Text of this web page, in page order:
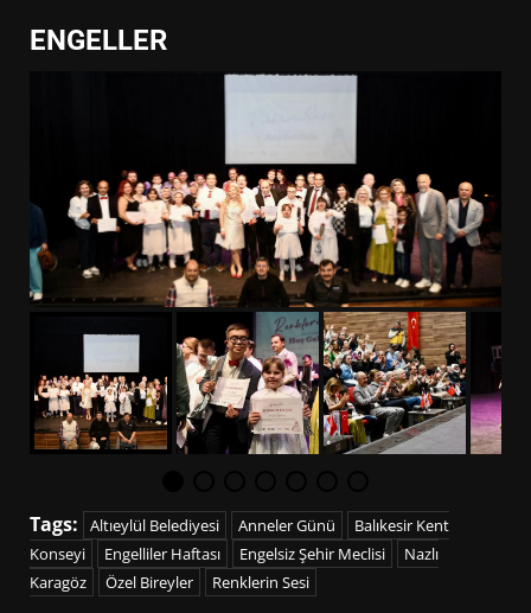
ENGELLER
Tags: Altıeylül Belediyesi Anneler Günü
Balıkesir Kent
Konseyi
Engelliler Haftası Engelsiz Şehir Meclisi
Nazlı
Karagöz
Özel Bireyler Renklerin Sesi